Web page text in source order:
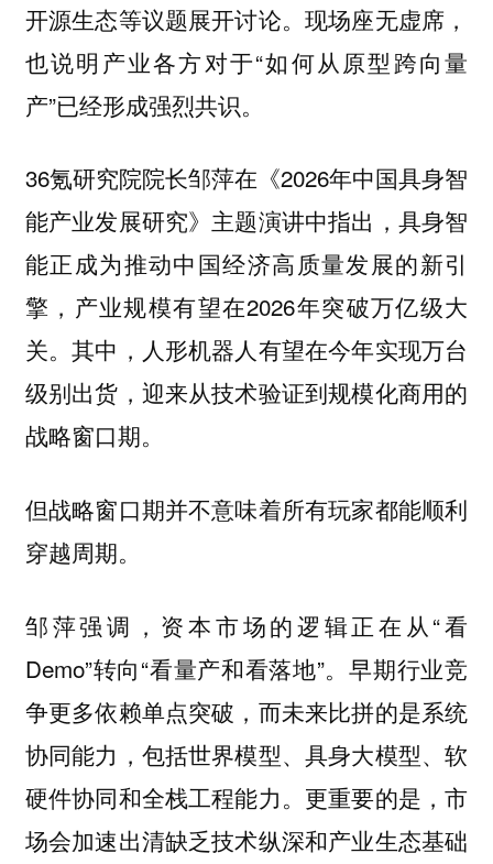
开源生态等议题展开讨论。现场座无虚席，
也说明产业各方对于“如何从原型跨向量
产”已经形成强烈共识。
36氪研究院院长邹萍在《2026年中国具身智
能产业发展研究》主题演讲中指出，具身智
能正成为推动中国经济高质量发展的新引
擎，产业规模有望在2026年突破万亿级大
关。其中，人形机器人有望在今年实现万台
级别出货，迎来从技术验证到规模化商用的
战略窗口期。
但战略窗口期并不意味着所有玩家都能顺利
穿越周期。
邹萍强调，资本市场的逻辑正在从“看
Demo”转向“看量产和看落地”。早期行业竞
争更多依赖单点突破，而未来比拼的是系统
协同能力，包括世界模型、具身大模型、软
硬件协同和全栈工程能力。更重要的是，市
场会加速出清缺乏技术纵深和产业生态基础